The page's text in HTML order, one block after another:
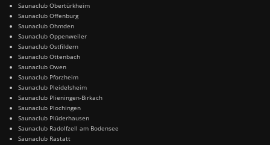
Saunaclub Obertürkheim
Saunaclub Offenburg
Saunaclub Ohmden
Saunaclub Oppenweiler
Saunaclub Ostfildern
Saunaclub Ottenbach
Saunaclub Owen
Saunaclub Pforzheim
Saunaclub Pleidelsheim
Saunaclub Plieningen-Birkach
Saunaclub Plochingen
Saunaclub Plüderhausen
Saunaclub Radolfzell am Bodensee
Saunaclub Rastatt